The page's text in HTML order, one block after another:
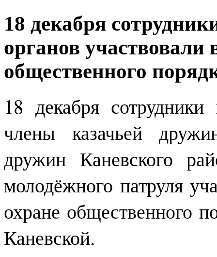
18 декабря
органов участвовали
общественного
18 декабря сотрудники
члены казачьей
дружин Каневского
молодёжного патруля
охране общественного
Каневской.